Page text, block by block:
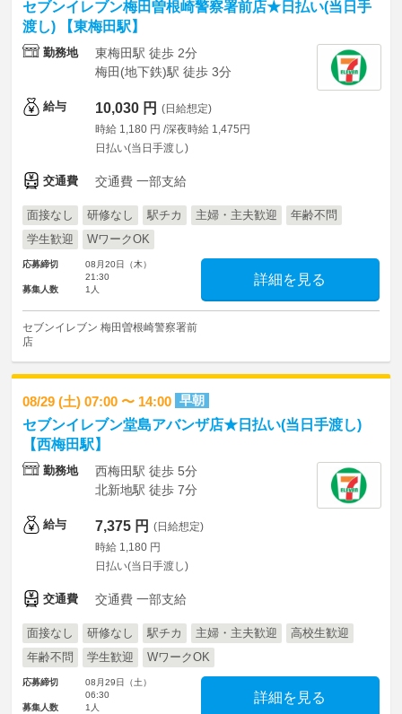
セブンイレブン梅田曽根崎警察署前店★日払い(当日手
渡し) 【東梅田駅】
勤務地
東梅田駅 徒歩 2分
梅田(地下鉄)駅 徒歩 3分
給与 10,030 円 (日給想定)
時給 1,180 円 /深夜時給 1,475円
日払い(当日手渡し)
交通費 交通費 一部支給
面接なし 研修なし 駅チカ 主婦・主夫歓迎
年齢不問
学生歓迎
WワークOK
応募締切
08月20日（木）
21:30
募集人数
1人
詳細を見る
セブンイレブン 梅田曽根崎警察署前
店
08/29 (土) 07:00 〜 14:00 早朝
セブンイレブン堂島アバンザ店★日払い(当日手渡し)
【西梅田駅】
勤務地
西梅田駅 徒歩 5分
北新地駅 徒歩 7分
給与 7,375 円 (日給想定)
時給 1,180 円
日払い(当日手渡し)
交通費 交通費 一部支給
面接なし 研修なし 駅チカ 主婦・主夫歓迎
高校生歓迎
年齢不問
学生歓迎 WワークOK
応募締切
08月29日（土）
06:30
募集人数
1人
詳細を見る